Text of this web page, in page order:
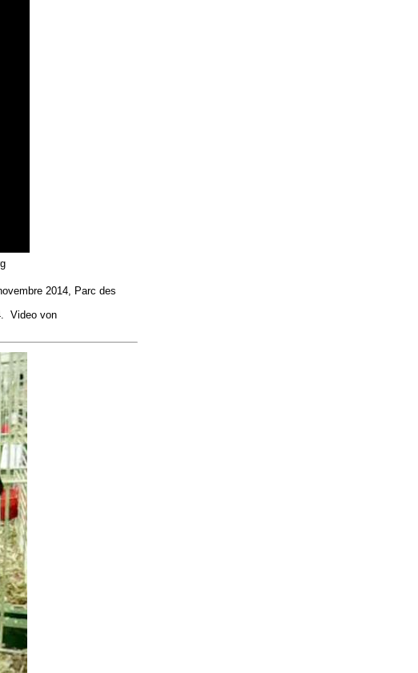
2014, Parc des
Video von